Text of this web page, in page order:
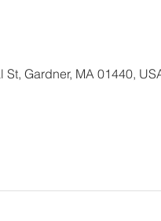
Gardner, MA 01440,